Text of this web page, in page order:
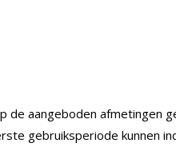
de aangeboden afmetingen
gebruiksperiode kunnen